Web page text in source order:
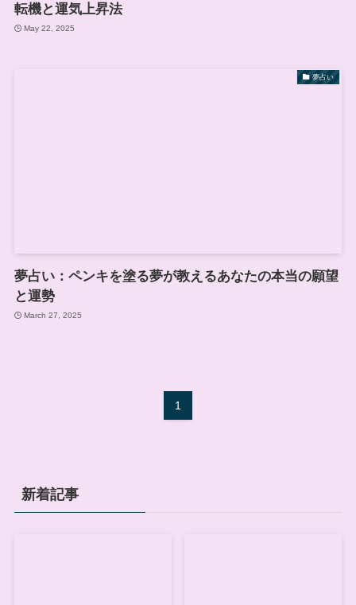
転機と運気上昇法
May 22, 2025
夢占い
夢占い：ペンキを塗る夢が教えるあなたの本当の願望
と運勢
March 27, 2025
1
新着記事